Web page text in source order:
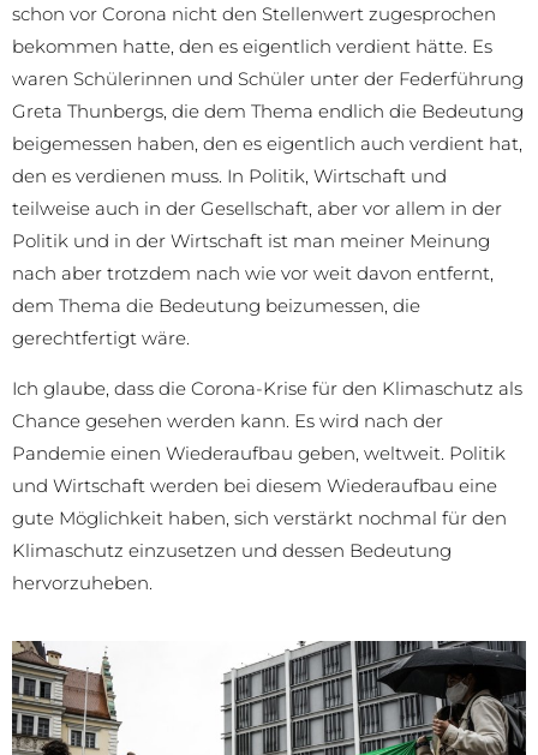
schon vor Corona nicht den Stellenwert zugesprochen
bekommen hatte, den es eigentlich verdient hätte. Es
waren Schülerinnen und Schüler unter der Federführung
Greta Thunbergs, die dem Thema endlich die Bedeutung
beigemessen haben, den es eigentlich auch verdient hat,
den es verdienen muss. In Politik, Wirtschaft und
teilweise auch in der Gesellschaft, aber vor allem in der
Politik und in der Wirtschaft ist man meiner Meinung
nach aber trotzdem nach wie vor weit davon entfernt,
dem Thema die Bedeutung beizumessen, die
gerechtfertigt wäre.
Ich glaube, dass die Corona-Krise für den Klimaschutz als
Chance gesehen werden kann. Es wird nach der
Pandemie einen Wiederaufbau geben, weltweit. Politik
und Wirtschaft werden bei diesem Wiederaufbau eine
gute Möglichkeit haben, sich verstärkt nochmal für den
Klimaschutz einzusetzen und dessen Bedeutung
hervorzuheben.